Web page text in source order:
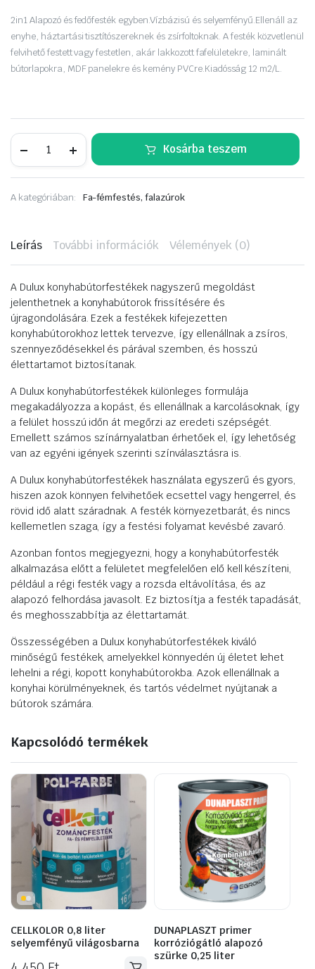
was:
8
290 Ft.
is:
6
790 Ft.
2in1 Alapozó és fedőfesték egyben.Vízbázisú és selyemfényű.Ellenáll az
enyhe, háztartási tisztítószereknek és zsírfoltoknak. A festék közvetlenül
felvihető festett vagy festetlen, akár lakkozott fafelü­letekre, laminált
bútorlapokra, MDF panelekre és kemény PVC­re.Kiadósság 12 m2/L.
konyhabútorfesték
L.
por
Kosárba teszem
A kategóriában: Fa-fémfestés, falazúrok
Leírás További információk Vélemények (0)
A Dulux konyhabútorfestékek nagyszerű megoldást
jelenthetnek a konyhabútorok frissítésére és
újragondolására. Ezek a festékek kifejezetten
konyhabútorokhoz lettek tervezve, így ellenállnak a zsíros,
szennyeződésekkel és párával szemben, és hosszú
élettartamot biztosítanak.
A Dulux konyhabútorfestékek különleges formulája
megakadályozza a kopást, és ellenállnak a karcolásoknak, így
a felület hosszú időn át megőrzi az eredeti szépségét.
Emellett számos színárnyalatban érhetőek el, így lehetőség
van az egyéni igények szerinti színválasztásra is.
A Dulux konyhabútorfestékek használata egyszerű és gyors,
hiszen azok könnyen felvihetőek ecsettel vagy hengerrel, és
rövid idő alatt száradnak. A festék környezetbarát, és nincs
kellemetlen szaga, így a festési folyamat kevésbé zavaró.
Azonban fontos megjegyezni, hogy a konyhabútorfesték
alkalmazása előtt a felületet megfelelően elő kell készíteni,
például a régi festék vagy a rozsda eltávolítása, és az
alapozó felhordása javasolt. Ez biztosítja a festék tapadását,
és meghosszabbítja az élettartamát.
Összességében a Dulux konyhabútorfestékek kiváló
minőségű festékek, amelyekkel könnyedén új életet lehet
lehelni a régi, kopott konyhabútorokba. Azok ellenállnak a
konyhai körülményeknek, és tartós védelmet nyújtanak a
bútorok számára.
Kapcsolódó termékek
CELLKOLOR 0,8 liter
selyemfényű világosbarna
DUNAPLASZT primer
korróziógátló alapozó
szürke 0,25 liter